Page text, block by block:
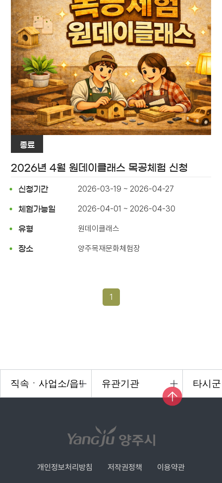
종료
2026년 4월 원데이클래스 목공체험 신청
신청기간 2026-03-19 ~ 2026-04-27
체험가능일 2026-04-01 ~ 2026-04-30
유형 원데이클래스
장소 양주목재문화체험장
1
개인정보처리방침 저작권정책 이용약관